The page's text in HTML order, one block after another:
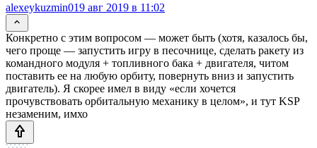
alexeykuzmin019 авг 2019 в 11:02
Конкретно с этим вопросом — может быть (хотя, казалось бы,
чего проще — запустить игру в песочнице, сделать ракету из
командного модуля + топливного бака + двигателя, читом
поставить ее на любую орбиту, повернуть вниз и запустить
двигатель). Я скорее имел в виду «если хочется
прочувствовать орбитальную механику в целом», и тут KSP
незаменим, имхо